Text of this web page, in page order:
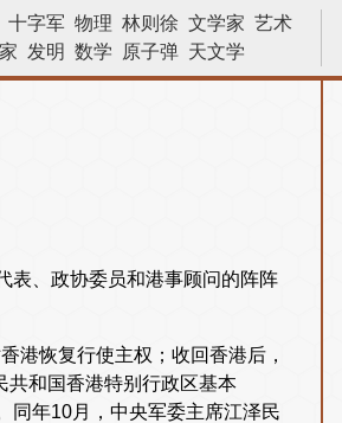
十字军 物理 林则徐 文学家 艺术
发明 数学 原子弹 天文学
兴 画家 诗人 宇宙 中国
表、政协委员和港事顾问的阵阵
港恢复行使主权；收回香港后，
共和国香港特别行政区基本
同年10月，中央军委主席江泽民